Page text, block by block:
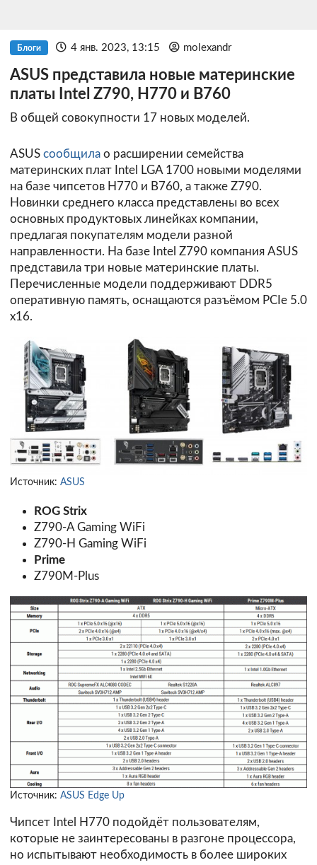
Блоги 4 янв. 2023, 13:15 molexandr
ASUS представила новые материнские
платы Intel Z790, H770 и B760
В общей совокупности 17 новых моделей.
ASUS сообщила о расширении семейства
материнских плат Intel LGA 1700 новыми моделями
на базе чипсетов H770 и B760, а также Z790.
Новинки среднего класса представлены во всех
основных продуктовых линейках компании,
предлагая покупателям модели разной
направленности. На базе Intel Z790 компания ASUS
представила три новые материнские платы.
Перечисленные модели поддерживают DDR5
оперативную память, оснащаются разъёмом PCIe 5.0
x16.
Источник: ASUS
ROG Strix
Z790-A Gaming WiFi
Z790-H Gaming WiFi
Prime
Z790M-Plus
Источник: ASUS Edge Up
Чипсет Intel H770 подойдёт пользователям,
которые не заинтересованы в разгоне процессора,
но испытывают необходимость в более широких